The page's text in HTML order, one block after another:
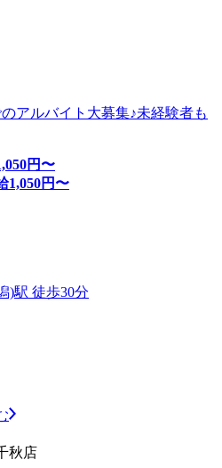
アルバイト大募集♪未経験者も
円〜
1,050円〜
)駅 徒歩30分
秋店